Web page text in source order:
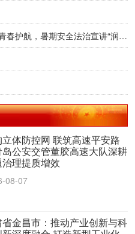
湖南省衡南县泉湖镇：12355为青春护航，暑期安全法治宣讲“润”童心
立体防控网 联筑高速平安路
岛公安交管董胶高速大队深耕
理提质增效
08-07
金昌市：推动产业创新与科